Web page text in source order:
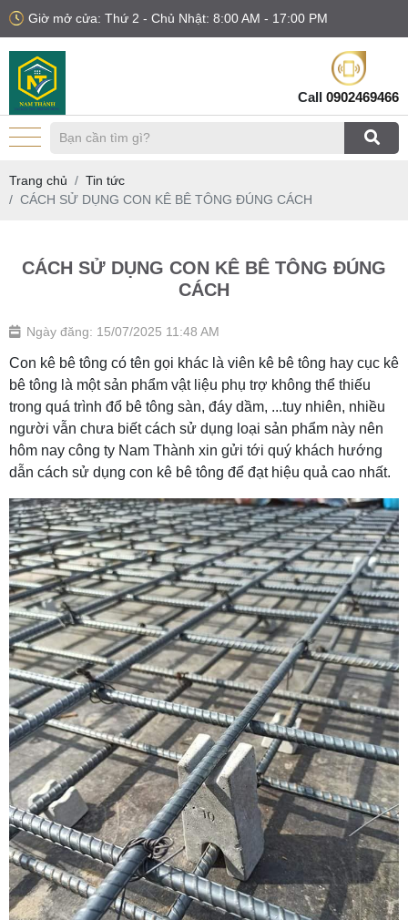
Giờ mở cửa: Thứ 2 - Chủ Nhật: 8:00 AM - 17:00 PM
Call 0902469466
Trang chủ
Tin tức
CÁCH SỬ DỤNG CON KÊ BÊ TÔNG ĐÚNG CÁCH
CÁCH SỬ DỤNG CON KÊ BÊ TÔNG ĐÚNG
CÁCH
Ngày đăng: 15/07/2025 11:48 AM
Con kê bê tông có tên gọi khác là viên kê bê tông hay cục kê
bê tông là một sản phẩm vật liệu phụ trợ không thể thiếu
trong quá trình đổ bê tông sàn, đáy dầm, ...tuy nhiên, nhiều
người vẫn chưa biết cách sử dụng loại sản phẩm này nên
hôm nay công ty Nam Thành xin gửi tới quý khách hướng
dẫn cách sử dụng con kê bê tông để đạt hiệu quả cao nhất.